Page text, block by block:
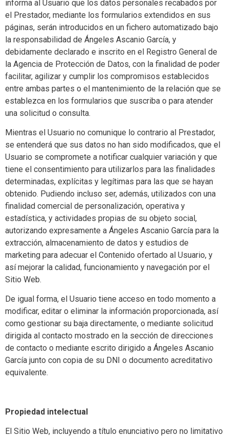
informa al Usuario que los datos personales recabados por
el Prestador, mediante los formularios extendidos en sus
páginas, serán introducidos en un fichero automatizado bajo
la responsabilidad de Ángeles Ascanio García, y
debidamente declarado e inscrito en el Registro General de
la Agencia de Protección de Datos, con la finalidad de poder
facilitar, agilizar y cumplir los compromisos establecidos
entre ambas partes o el mantenimiento de la relación que se
establezca en los formularios que suscriba o para atender
una solicitud o consulta.
Mientras el Usuario no comunique lo contrario al Prestador,
se entenderá que sus datos no han sido modificados, que el
Usuario se compromete a notificar cualquier variación y que
tiene el consentimiento para utilizarlos para las finalidades
determinadas, explícitas y legítimas para las que se hayan
obtenido. Pudiendo incluso ser, además, utilizados con una
finalidad comercial de personalización, operativa y
estadística, y actividades propias de su objeto social,
autorizando expresamente a Ángeles Ascanio García para la
extracción, almacenamiento de datos y estudios de
marketing para adecuar el Contenido ofertado al Usuario, y
así mejorar la calidad, funcionamiento y navegación por el
Sitio Web.
De igual forma, el Usuario tiene acceso en todo momento a
modificar, editar o eliminar la información proporcionada, así
como gestionar su baja directamente, o mediante solicitud
dirigida al contacto mostrado en la sección de direcciones
de contacto o mediante escrito dirigido a Ángeles Ascanio
García junto con copia de su DNI o documento acreditativo
equivalente.
Propiedad intelectual
El Sitio Web, incluyendo a título enunciativo pero no limitativo